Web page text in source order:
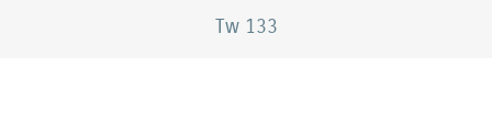
Tw 133